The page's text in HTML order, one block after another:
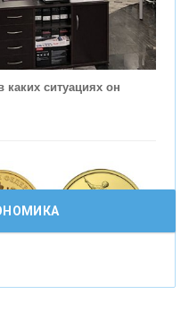
трендов в
- «Интервью»
каких ситуациях он